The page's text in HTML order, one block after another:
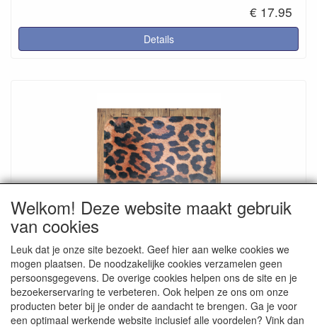
€ 17.95
Details
Badmat met panterprint
Zachte kwaliteit, voor in huis of caravan
€ 17.95
Details
Welkom! Deze website maakt gebruik
van cookies
Leuk dat je onze site bezoekt. Geef hier aan welke cookies we
mogen plaatsen. De noodzakelijke cookies verzamelen geen
persoonsgegevens. De overige cookies helpen ons de site en je
bezoekerservaring te verbeteren. Ook helpen ze ons om onze
producten beter bij je onder de aandacht te brengen. Ga je voor
een optimaal werkende website inclusief alle voordelen? Vink dan